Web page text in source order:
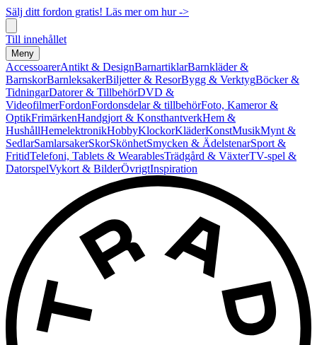
Sälj ditt fordon gratis! Läs mer om hur ->
Till innehållet
Meny
AccessoarerAntikt & DesignBarnartiklarBarnkläder &
BarnskorBarnleksakerBiljetter & ResorBygg & VerktygBöcker &
TidningarDatorer & TillbehörDVD &
VideofilmerFordonFordonsdelar & tillbehörFoto, Kameror &
OptikFrimärkenHandgjort & KonsthantverkHem &
HushållHemelektronikHobbyKlockorKläderKonstMusikMynt &
SedlarSamlarsakerSkorSkönhetSmycken & ÄdelstenarSport &
FritidTelefoni, Tablets & WearablesTrädgård & VäxterTV-spel &
DatorspelVykort & BilderÖvrigtInspiration